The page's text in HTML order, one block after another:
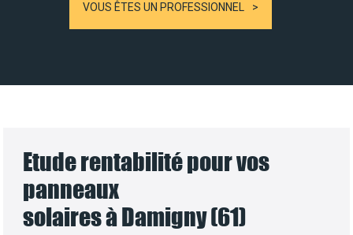
VOUS ÊTES UN PROFESSIONNEL
Etude rentabilité pour vos
panneaux
solaires à Damigny (61)